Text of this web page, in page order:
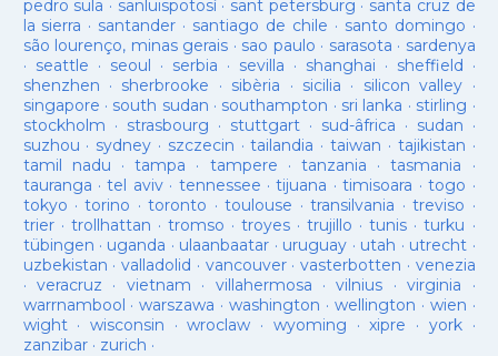
pedro sula · sanluispotosí· sant petersburg · santa cruz de
la sierra · santander · santiago de chile · santo domingo ·
são lourenço, minas gerais · sao paulo · sarasota · sardenya
· seattle · seoul · serbia · sevilla · shanghai · sheffield ·
shenzhen · sherbrooke · sibèria · sicilia · silicon valley ·
singapore · south sudan · southampton · sri lanka · stirling ·
stockholm · strasbourg · stuttgart· sud-âfrica · sudan ·
suzhou · sydney · szczecin ·tailandia ·taiwan · tajikistan ·
tamil nadu ·tampa · tampere · tanzania ·tasmania ·
tauranga ·tel aviv· tennessee ·tijuana ·timisoara ·togo ·
tokyo ·torino ·toronto ·toulouse ·transilvania ·treviso ·
trier· trollhattan · tromso · troyes·trujillo ·tunis ·turku ·
tübingen · uganda · ulaanbaatar · uruguay · utah · utrecht ·
uzbekistan · valladolid · vancouver· vasterbotten · venezia
· veracruz · vietnam · villahermosa ·vilnius ·virginia ·
warrnambool ·warszawa ·washington · wellington · wien ·
wight· wisconsin ·wroclaw · wyoming ·xipre · york·
zanzibar· zurich ·